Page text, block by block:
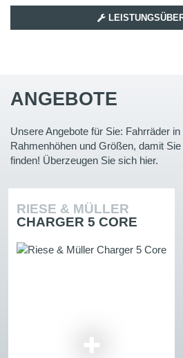
ANGEBOTE
Unsere Angebote für Sie: Fahrräder
Rahmenhöhen und Größen, damit
finden! Überzeugen Sie sich hier.
RIESE & MÜLLER
CHARGER 5 CORE